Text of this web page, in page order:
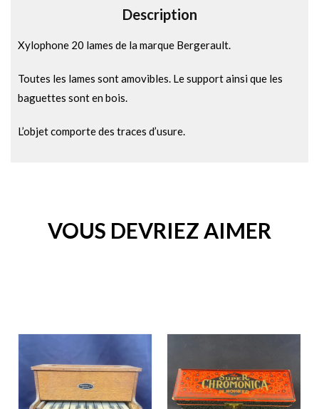
:
Description
Xylophone 20 lames de la marque Bergerault.
Toutes les lames sont amovibles. Le support ainsi que les
baguettes sont en bois.
L’objet comporte des traces d’usure.
VOUS DEVRIEZ AIMER